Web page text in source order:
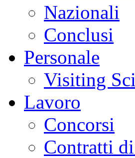
Nazionali
Conclusi
Personale
Visiting
Lavoro
Concorsi
Contratti